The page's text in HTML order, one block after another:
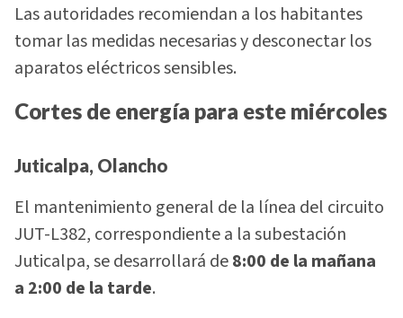
Las autoridades recomiendan a los habitantes
tomar las medidas necesarias y desconectar los
aparatos eléctricos sensibles.
Cortes de energía para este miércoles
Juticalpa, Olancho
El mantenimiento general de la línea del circuito
JUT-L382, correspondiente a la subestación
Juticalpa, se desarrollará de8:00 de la mañana
a 2:00 de la tarde.